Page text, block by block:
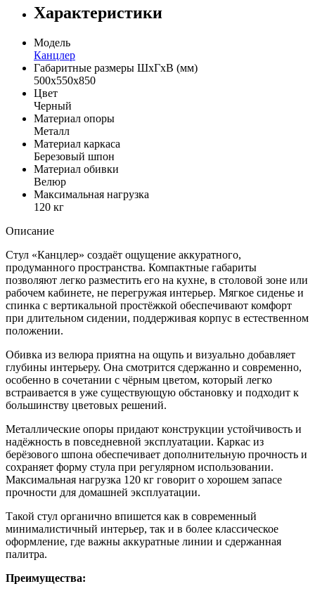
Характеристики
Модель
Канцлер
Габаритные размеры ШхГхВ (мм)
500х550х850
Цвет
Черный
Материал опоры
Металл
Материал каркаса
Березовый шпон
Материал обивки
Велюр
Максимальная нагрузка
120 кг
Описание
Стул «Канцлер» создаёт ощущение аккуратного,
продуманного пространства. Компактные габариты
позволяют легко разместить его на кухне, в столовой зоне или
рабочем кабинете, не перегружая интерьер. Мягкое сиденье и
спинка с вертикальной простёжкой обеспечивают комфорт
при длительном сидении, поддерживая корпус в естественном
положении.
Обивка из велюра приятна на ощупь и визуально добавляет
глубины интерьеру. Она смотрится сдержанно и современно,
особенно в сочетании с чёрным цветом, который легко
встраивается в уже существующую обстановку и подходит к
большинству цветовых решений.
Металлические опоры придают конструкции устойчивость и
надёжность в повседневной эксплуатации. Каркас из
берёзового шпона обеспечивает дополнительную прочность и
сохраняет форму стула при регулярном использовании.
Максимальная нагрузка 120 кг говорит о хорошем запасе
прочности для домашней эксплуатации.
Такой стул органично впишется как в современный
минималистичный интерьер, так и в более классическое
оформление, где важны аккуратные линии и сдержанная
палитра.
Преимущества: